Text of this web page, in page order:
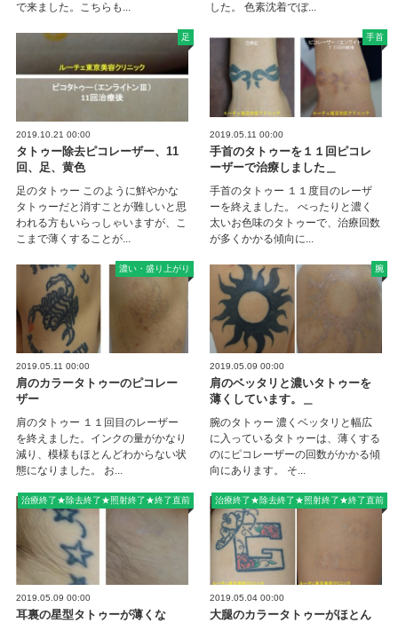
で来ました。こちらも...
した。 色素沈着でぼ...
足
2019.10.21 00:00
タトゥー除去ピコレーザー、11
回、足、黄色
足のタトゥー このように鮮やかな
タトゥーだと消すことが難しいと思
われる方もいらっしゃいますが、こ
こまで薄くすることが...
手首
2019.05.11 00:00
手首のタトゥーを１１回ピコレ
ーザーで治療しました＿
手首のタトゥー １１度目のレーザ
ーを終えました。 べったりと濃く
太いお色味のタトゥーで、治療回数
が多くかかる傾向に...
濃い・盛り上がり
2019.05.11 00:00
肩のカラータトゥーのピコレー
ザー
肩のタトゥー １１回目のレーザー
を終えました。インクの量がかなり
減り、模様もほとんどわからない状
態になりました。 お...
腕
2019.05.09 00:00
肩のベッタリと濃いタトゥーを
薄くしています。＿
腕のタトゥー 濃くベッタリと幅広
に入っているタトゥーは、薄くする
のにピコレーザーの回数がかかる傾
向にあります。 そ...
治療終了★除去終了★照射終了★終了直前
2019.05.09 00:00
耳裏の星型タトゥーが薄くな
治療終了★除去終了★照射終了★終了直前
2019.05.04 00:00
大腿のカラータトゥーがほとん